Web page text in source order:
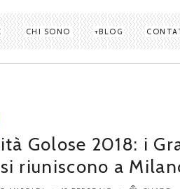
CHI SONO BLOG
Golose 2018: i
riuniscono a